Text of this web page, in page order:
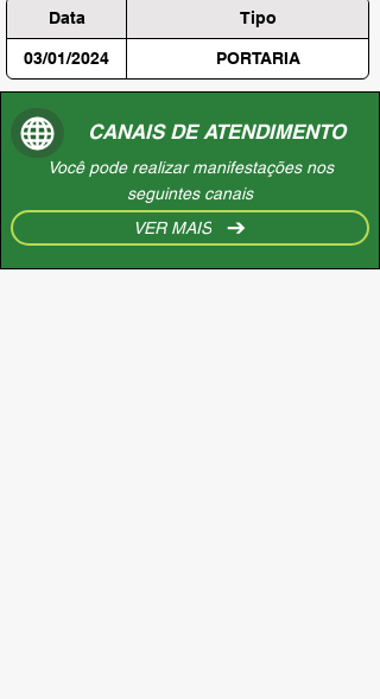
Data Tipo
03/01/2024 PORTARIA
CANAIS DE ATENDIMENTO
Você pode realizar manifestações nos
seguintes canais
VER MAIS